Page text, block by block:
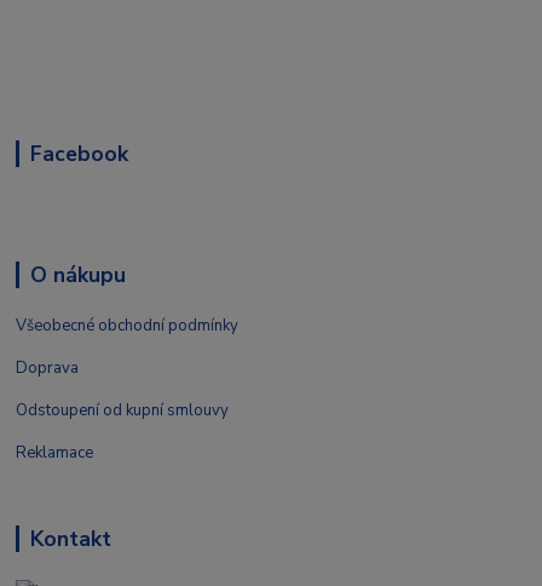
Facebook
O nákupu
Všeobecné obchodní podmínky
Doprava
Odstoupení od kupní smlouvy
Reklamace
Kontakt